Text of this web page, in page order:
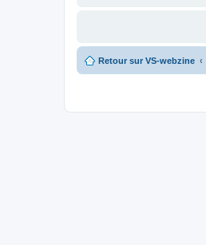
Retour sur VS-webzine